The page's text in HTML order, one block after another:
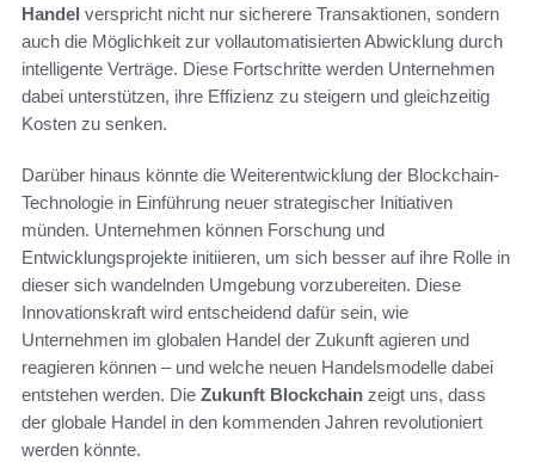
Handel verspricht nicht nur sicherere Transaktionen, sondern
auch die Möglichkeit zur vollautomatisierten Abwicklung durch
intelligente Verträge. Diese Fortschritte werden Unternehmen
dabei unterstützen, ihre Effizienz zu steigern und gleichzeitig
Kosten zu senken.
Darüber hinaus könnte die Weiterentwicklung der Blockchain-
Technologie in Einführung neuer strategischer Initiativen
münden. Unternehmen können Forschung und
Entwicklungsprojekte initiieren, um sich besser auf ihre Rolle in
dieser sich wandelnden Umgebung vorzubereiten. Diese
Innovationskraft wird entscheidend dafür sein, wie
Unternehmen im globalen Handel der Zukunft agieren und
reagieren können – und welche neuen Handelsmodelle dabei
entstehen werden. Die Zukunft Blockchain zeigt uns, dass
der globale Handel in den kommenden Jahren revolutioniert
werden könnte.